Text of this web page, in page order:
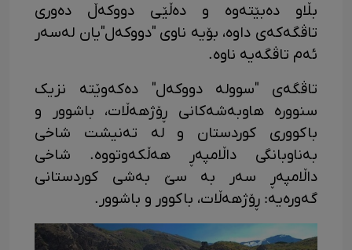
بڵاو دەبێتەوە و دەڵێی دووکەڵ دەوری
تاڤگەکەی داوە، بۆیە ناوی "دووکەل"یان لەسەر
ئەم تاڤگەیە ناوە.
تاڤگەی "سوولە دووکەل" دەکەوێتە نزیک
سنوورە هاوبەشەکانی ڕۆژهەڵات، باشوور و
باکووری کوردستان و لە تەنیشت شاخی
بەناوبانگی داڵامپەڕ هەڵکەوتووە. شاخی
داڵامپەڕ سەر بە سێ بەشی کوردستانی
گەورەیە: ڕۆژهەڵات، باکوور و باشوور.